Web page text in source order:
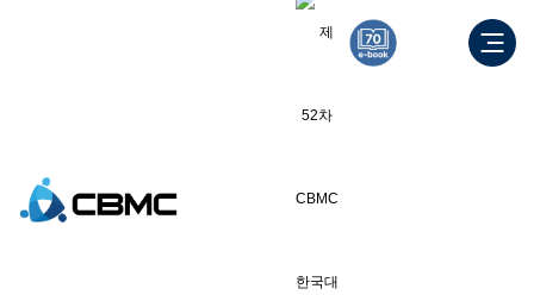
[국민일보] 한국CBMC, 사마리
안퍼스코리아 MOU체결